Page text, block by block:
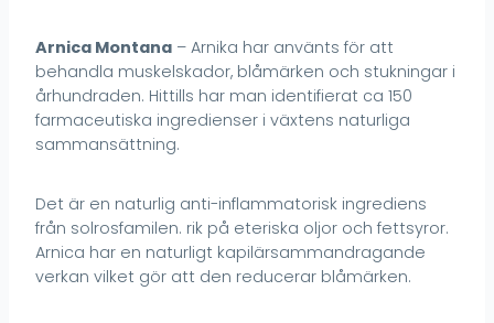
Arnica Montana – Arnika har använts för att
behandla muskelskador, blåmärken och stukningar i
århundraden. Hittills har man identifierat ca 150
farmaceutiska ingredienser i växtens naturliga
sammansättning.
Det är en naturlig anti-inflammatorisk ingrediens
från solrosfamilen. rik på eteriska oljor och fettsyror.
Arnica har en naturligt kapilärsammandragande
verkan vilket gör att den reducerar blåmärken.